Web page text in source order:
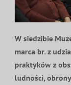
Symbole
Media
MDP i DDP
OTWP
PNWM
Kultura
Orkiestry
Sport
Floriany
System OSP
Poradnik
W siedzibie
marca br. z
praktyków z
ludności,